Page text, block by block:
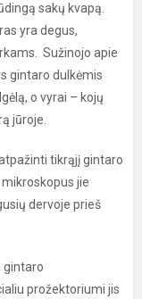
sakų kvapą.
yra degus,
Sužinojo apie
gintaro dulkėmis
o vyrai – kojų
jūroje.
tikrąjį gintaro
jie
dervoje prieš
gintaro
prožektoriumi jis